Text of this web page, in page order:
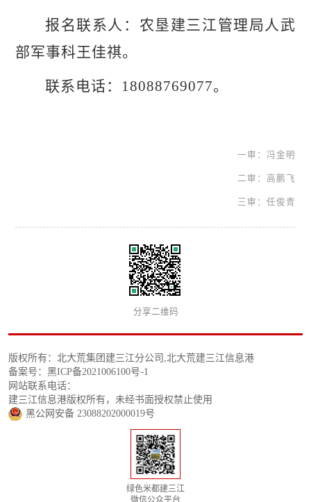
报名联系人： 农垦建三江管理局 人武
部军事科王佳祺。
联系电话： 18088769077。
一审：冯金明
二审：高鹏飞
三审：任俊青
分享二维码
版权所有：北大荒集团建三江分公司,北大荒建三江信息港
备案号：黑ICP备2021006100号-1
网站联系电话：
建三江信息港版权所有，未经书面授权禁止使用
黑公网安备 23088202000019号
绿色米都建三江
微信公众平台